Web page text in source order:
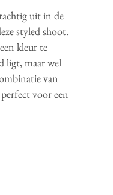
uit in de
styled shoot.
kleur te
ligt, maar wel
van
voor een